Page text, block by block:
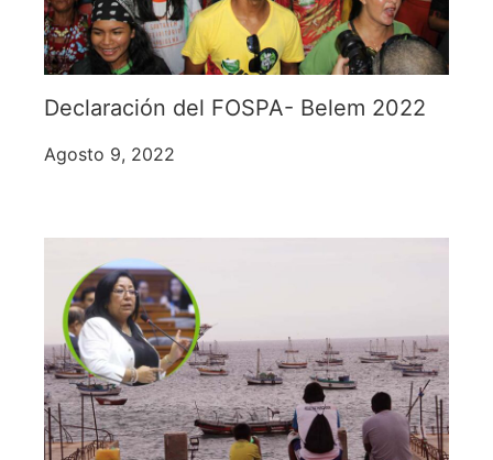
Declaración del FOSPA- Belem 2022
Agosto 9, 2022